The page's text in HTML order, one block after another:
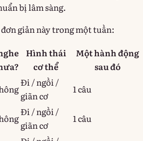
bị lâm sàng.
giản này trong một tuần:
Hình thái
cơ thể
Một hành động
sau đó
Đi / ngồi /
giãn cơ
1 câu
Đi / ngồi /
giãn cơ
1 câu